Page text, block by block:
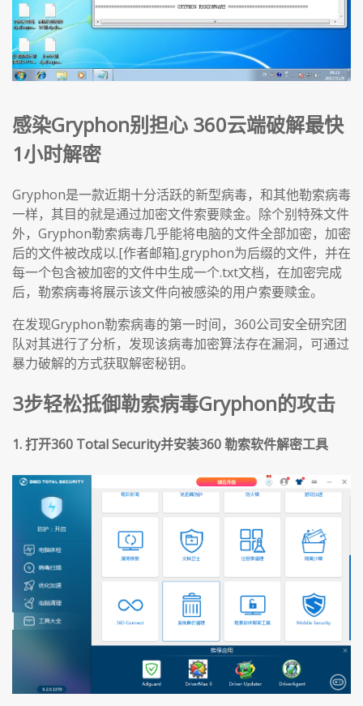
感染Gryphon别担心 360云端破解最快
1小时解密
Gryphon是一款近期十分活跃的新型病毒，和其他勒索病毒
一样，其目的就是通过加密文件索要赎金。除个别特殊文件
外，Gryphon勒索病毒几乎能将电脑的文件全部加密，加密
后的文件被改成以.[作者邮箱].gryphon为后缀的文件，并在
每一个包含被加密的文件中生成一个.txt文档，在加密完成
后，勒索病毒将展示该文件向被感染的用户索要赎金。
在发现Gryphon勒索病毒的第一时间，360公司安全研究团
队对其进行了分析，发现该病毒加密算法存在漏洞，可通过
暴力破解的方式获取解密秘钥。
3步轻松抵御勒索病毒Gryphon的攻击
1. 打开360 Total Security并安装360 勒索软件解密工具